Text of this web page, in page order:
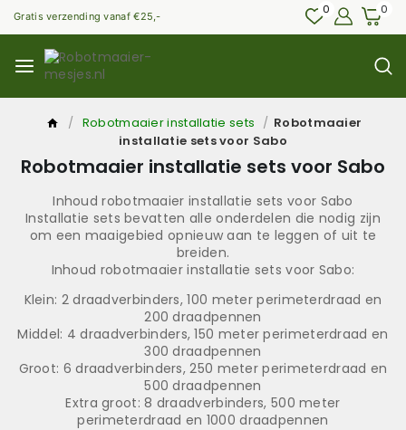
Gratis verzending vanaf €25,- 0 0
/ Robotmaaier installatie sets / Robotmaaier
installatie sets voor Sabo
Robotmaaier installatie sets voor Sabo
Inhoud robotmaaier installatie sets voor Sabo
Installatie sets bevatten alle onderdelen die nodig zijn
om een maaigebied opnieuw aan te leggen of uit te
breiden.
Inhoud robotmaaier installatie sets voor Sabo:
Klein: 2 draadverbinders, 100 meter perimeterdraad en
200 draadpennen
Middel: 4 draadverbinders, 150 meter perimeterdraad en
300 draadpennen
Groot: 6 draadverbinders, 250 meter perimeterdraad en
500 draadpennen
Extra groot: 8 draadverbinders, 500 meter
perimeterdraad en 1000 draadpennen